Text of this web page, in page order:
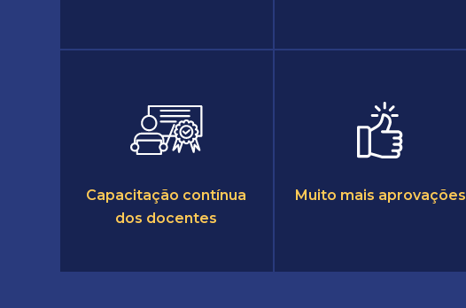
Capacitação contínua
dos docentes
Muito mais aprovações